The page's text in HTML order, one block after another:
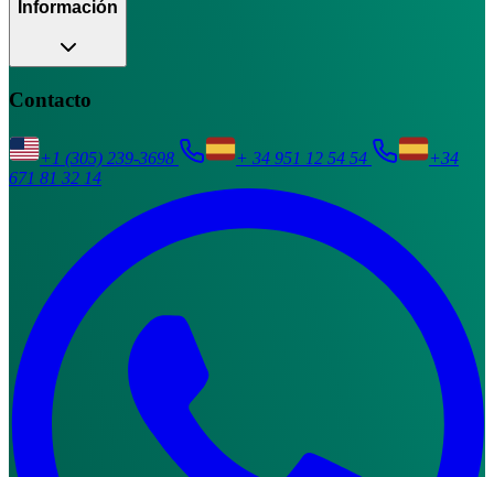
Información
Contacto
+1 (305) 239-3698 + 34 951 12 54 54
+34
671 81 32 14